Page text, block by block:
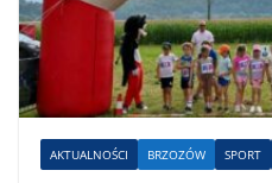
AKTUALNOŚCI BRZOZÓW SPORT